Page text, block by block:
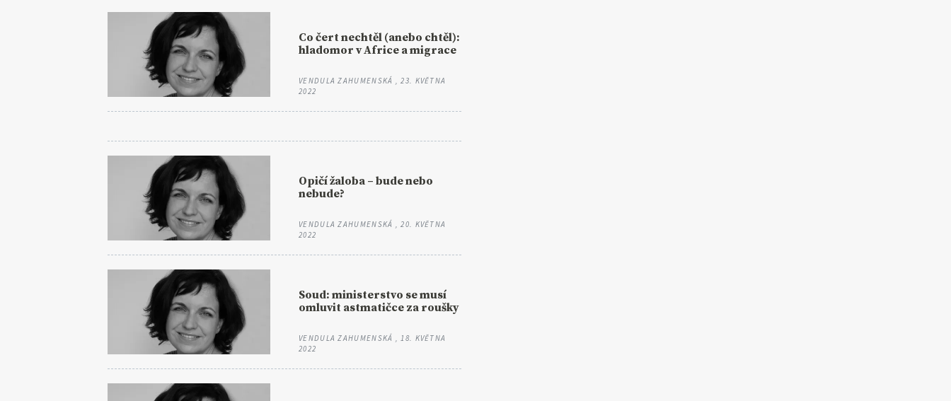
Co čert nechtěl (anebo chtěl):
hladomor v Africe a migrace
VENDULA ZAHUMENSKÁ , 23. KVĚTNA
2022
Opičí žaloba – bude nebo
nebude?
VENDULA ZAHUMENSKÁ , 20. KVĚTNA
2022
Soud: ministerstvo se musí
omluvit astmatičce za roušky
VENDULA ZAHUMENSKÁ , 18. KVĚTNA
2022